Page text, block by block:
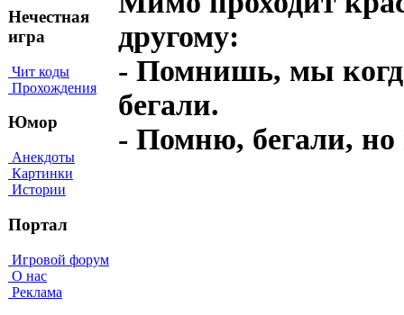
Нечестная
игра
Чит коды
Прохождения
Юмор
Анекдоты
Картинки
Истории
Портал
Игровой форум
О нас
Реклама
другому:
- Помнишь, мы
бегали.
- Помню, бегали,